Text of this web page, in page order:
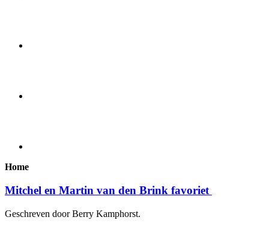
Home
Mitchel en Martin van den Brink favoriet
Geschreven door Berry Kamphorst.